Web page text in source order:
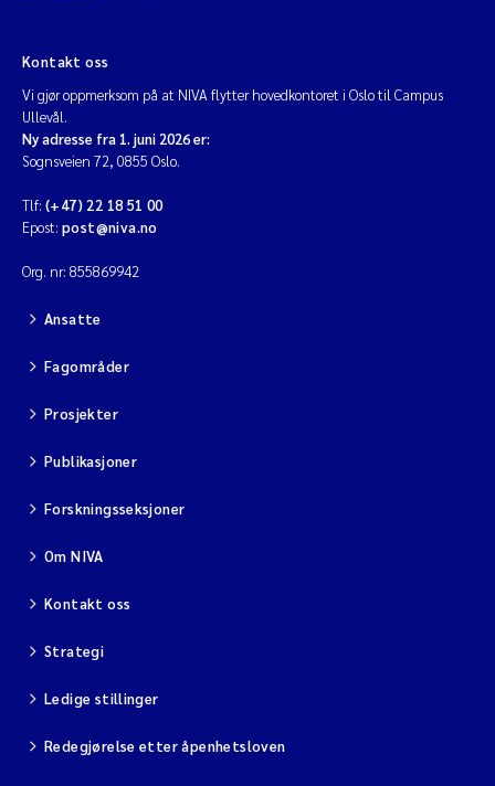
Kontakt oss
Vi gjør oppmerksom på at NIVA flytter hovedkontoret i Oslo til Campus
Ullevål.
Ny adresse fra 1. juni 2026 er:
Sognsveien 72, 0855 Oslo.
Tlf: (+47) 22 18 51 00
Epost: post@niva.no
Org. nr: 855869942
Ansatte
Fagområder
Prosjekter
Publikasjoner
Forskningsseksjoner
Om NIVA
Kontakt oss
Strategi
Ledige stillinger
Redegjørelse etter åpenhetsloven